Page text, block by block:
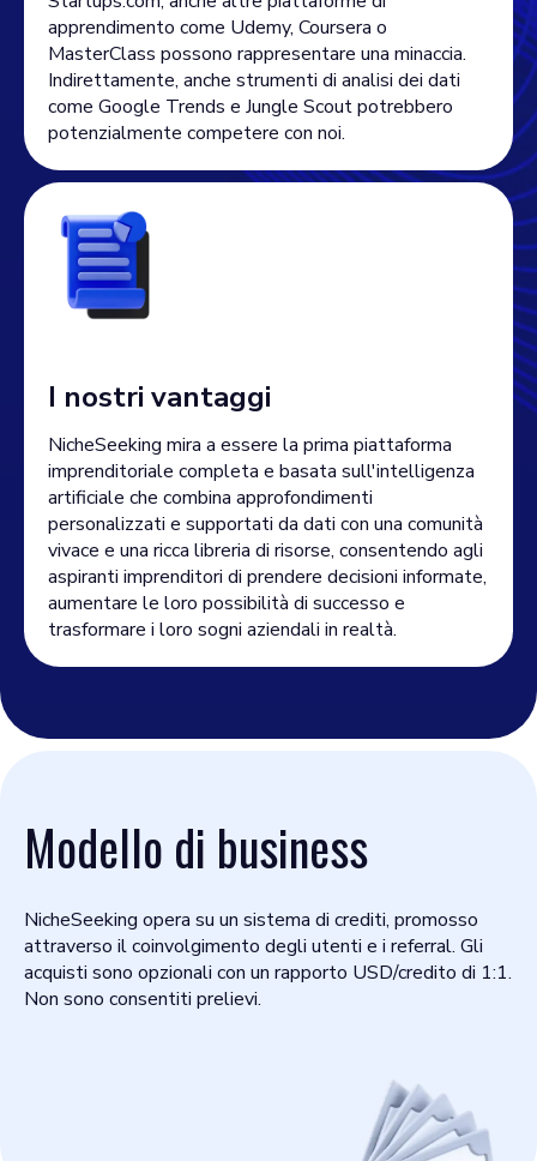
apprendimento come Udemy, Coursera o
MasterClass possono rappresentare una minaccia.
Indirettamente, anche strumenti di analisi dei dati
come Google Trends e Jungle Scout potrebbero
potenzialmente competere con noi.
I nostri vantaggi
NicheSeeking mira a essere la prima piattaforma
imprenditoriale completa e basata sull'intelligenza
artificiale che combina approfondimenti
personalizzati e supportati da dati con una comunità
vivace e una ricca libreria di risorse, consentendo agli
aspiranti imprenditori di prendere decisioni informate,
aumentare le loro possibilità di successo e
trasformare i loro sogni aziendali in realtà.
Modello di business
NicheSeeking opera su un sistema di crediti, promosso
attraverso il coinvolgimento degli utenti e i referral. Gli
acquisti sono opzionali con un rapporto USD/credito di 1:1.
Non sono consentiti prelievi.